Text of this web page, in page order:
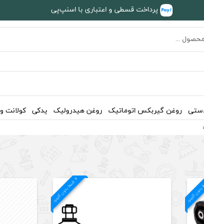
پرداخت قسطی و اعتباری با اسنپ‌پی
روغن گیربکس اتوماتیک روغن هیدرولیک یدکی کولانت
4
ق
س
ط
بد
و
ن
ک
ارم
ز
د